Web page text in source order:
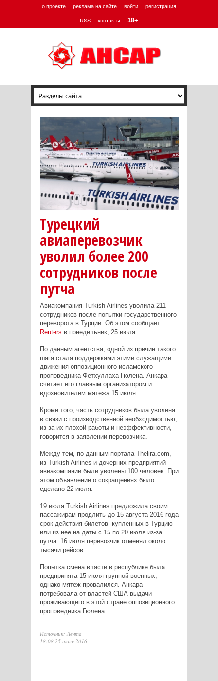
о проекте реклама на сайте войти регистрация
RSS контакты 18+
Tурецкий
авиаперевозчик
уволил более 200
сотрудников после
путча
Авиакомпания Turkish Airlines уволила 211
сотрудников после попытки государственного
переворота в Турции. Об этом сообщает
Reuters в понедельник, 25 июля.
По данным агентства, одной из причин такого
шага стала поддержками этими служащими
движения оппозиционного исламского
проповедника Фетхуллаха Гюлена. Анкара
считает его главным организатором и
вдохновителем мятежа 15 июля.
Кроме того, часть сотрудников была уволена
в связи с производственной необходимостью,
из-за их плохой работы и неэффективности,
говорится в заявлении перевозчика.
Между тем, по данным портала Thelira.com,
из Turkish Airlines и дочерних предприятий
авиакомпании были уволены 100 человек. При
этом объявление о сокращениях было
сделано 22 июля.
19 июля Turkish Airlines предложила своим
пассажирам продлить до 15 августа 2016 года
срок действия билетов, купленных в Турцию
или из нее на даты с 15 по 20 июля из-за
путча. 16 июля перевозчик отменял около
тысячи рейсов.
Попытка смена власти в республике была
предпринята 15 июля группой военных,
однако мятеж провалился. Анкара
потребовалаот властей США выдачи
проживающего в этой стране оппозиционного
проповедника Гюлена.
Источник: Лента
18:08 25 июля 2016